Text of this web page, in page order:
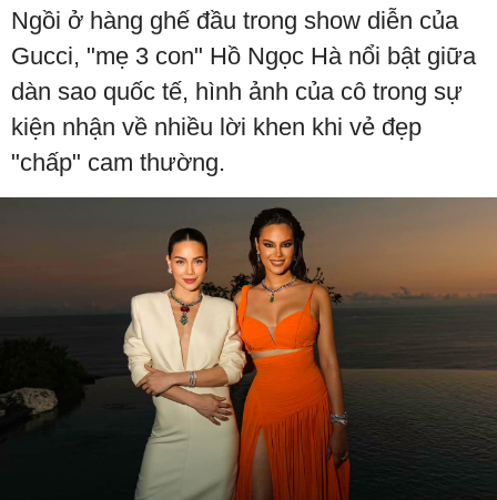
Ngồi ở hàng ghế đầu trong show diễn của
Gucci, "mẹ 3 con" Hồ Ngọc Hà nổi bật giữa
dàn sao quốc tế, hình ảnh của cô trong sự
kiện nhận về nhiều lời khen khi vẻ đẹp
"chấp" cam thường.